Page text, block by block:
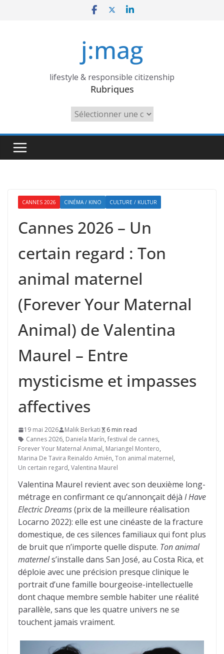
j:mag
lifestyle & responsible citizenship
Rubriques
Rubriques
CANNES 2026 CINÉMA / KINO CULTURE / KULTUR
Cannes 2026 – Un
certain regard : Ton
animal maternel
(Forever Your Maternal
Animal) de Valentina
Maurel – Entre
mysticisme et impasses
affectives
19 mai 2026 Malik Berkati
6 min read
Cannes 2026, Daniela Marín, festival de cannes,
Forever Your Maternal Animal, Mariangel Montero,
Marina De Tavira Reinaldo Amién, Ton animal maternel,
Un certain regard, Valentina Maurel
Valentina Maurel revient avec son deuxième long-
métrage en confirmant ce qu’annonçait déjà I Have
Electric Dreams(prix de la meilleure réalisation
Locarno 2022): elle est une cinéaste de la fracture
domestique, de ces silences familiaux qui font plus
de bruit que n’importe quelle dispute. Ton animal
maternels’installe dans San José, au Costa Rica, et
déploie avec une précision presque clinique le
portrait d’une famille bourgeoise-intellectuelle
dont chaque membre semble habiter une réalité
parallèle, sans que les quatre univers ne se
touchent jamais vraiment.